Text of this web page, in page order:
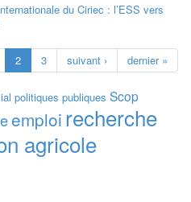
du Ciriec : l’ESS vers
2 3 suivant › dernier »
politiques publiques Scop
emploi recherche
agricole